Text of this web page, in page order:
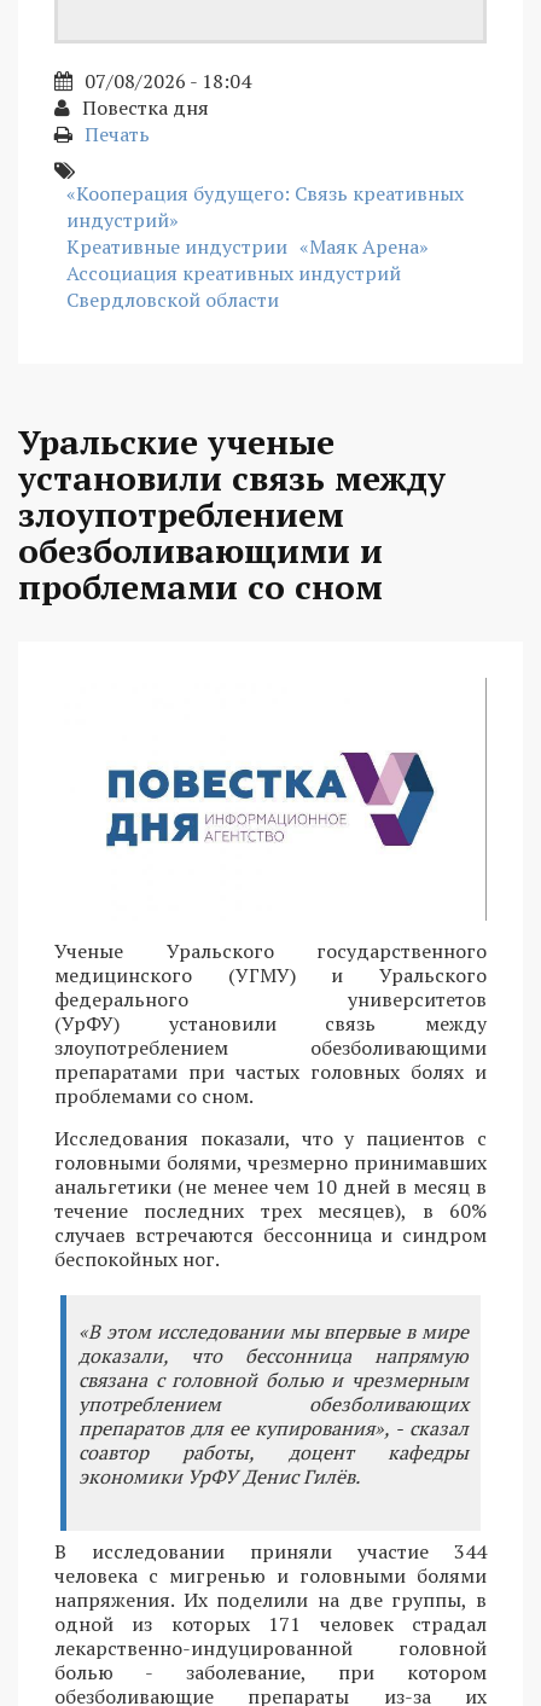
07/08/2026 - 18:04
Повестка дня
Печать
«Кооперация будущего: Связь креативных
индустрий»
Креативные индустрии «Маяк Арена»
Ассоциация креативных индустрий
Свердловской области
Уральские ученые
установили связь между
злоупотреблением
обезболивающими и
проблемами со сном
Ученые Уральского государственного
медицинского (УГМУ) и Уральского
федерального университетов
(УрФУ) установили связь между
злоупотреблением обезболивающими
препаратами при частых головных болях и
проблемами со сном.
Исследования показали, что у пациентов с
головными болями, чрезмерно принимавших
анальгетики (не менее чем 10 дней в месяц в
течение последних трех месяцев), в 60%
случаев встречаются бессонница и синдром
беспокойных ног.
«В этом исследовании мы впервые в мире
доказали, что бессонница напрямую
связана с головной болью и чрезмерным
употреблением обезболивающих
препаратов для ее купирования», - сказал
соавтор работы, доцент кафедры
экономики УрФУ Денис Гилёв.
В исследовании приняли участие 344
человека с мигренью и головными болями
напряжения. Их поделили на две группы, в
одной из которых 171 человек страдал
лекарственно-индуцированной головной
болью - заболевание, при котором
обезболивающие препараты из-за их